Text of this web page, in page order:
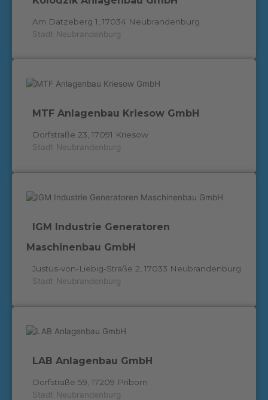
Am Datzeberg 1, 17034 Neubrandenburg
Stadt Neubrandenburg
MTF Anlagenbau Kriesow GmbH
Dorfstraße 23, 17091 Kriesow
Stadt Neubrandenburg
IGM Industrie Generatoren
Maschinenbau GmbH
Justus-von-Liebig-Straße 2, 17033 Neubrandenburg
Stadt Neubrandenburg
LAB Anlagenbau GmbH
Dorfstraße 59, 17209 Priborn
Stadt Neubrandenburg